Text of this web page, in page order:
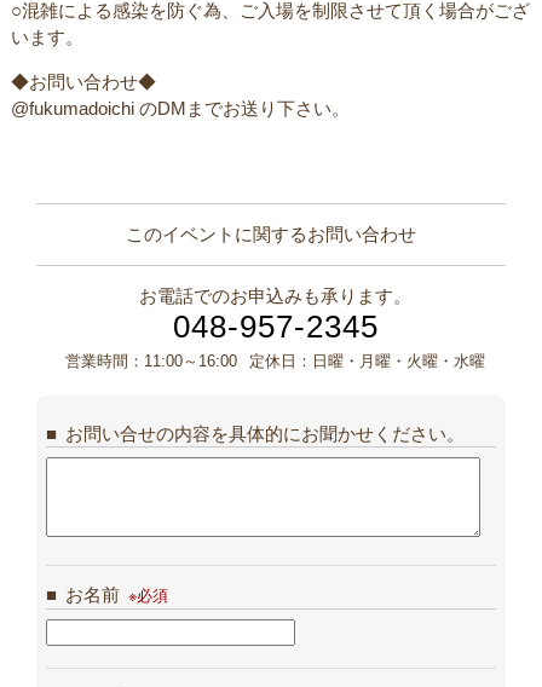
○混雑による感染を防ぐ為、ご入場を制限させて頂く場合がござ
います。
◆お問い合わせ◆
@fukumadoichi のDMまでお送り下さい。
このイベントに関するお問い合わせ
お電話でのお申込みも承ります。
048-957-2345
営業時間： 11:00～16:00 定休日： 日曜・月曜・火曜・水曜
お問い合せの内容を具体的にお聞かせください。
お名前